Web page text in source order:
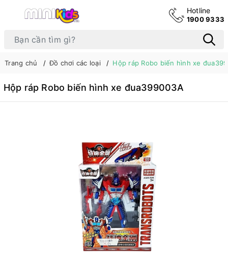
Hotline
1900 9333
Trang chủ Đồ chơi các loại Hộp ráp Robo biến hình xe
Hộp ráp Robo biến hình xe đua399003A